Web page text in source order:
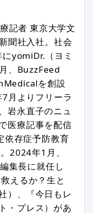
い場合
傷し、名誉
する内容を
宣伝、販売
合
せる内容を
容の情報を
合
へのリンク
記者 東京大学文
聞社入社。社会
yomiDr.（ヨミ
、BuzzFeed
を創設
月よりフリーラ
岩永直子のニュ
医療記事を配信
依存症予防教育
2024年1月、
集長に就任し
えるか？生と
）、『今日もレ
・プレス）があ